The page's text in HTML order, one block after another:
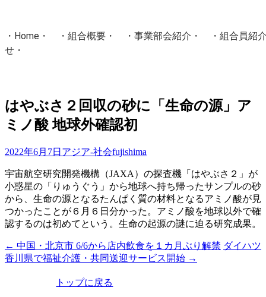
・ Home ・ ・ 組合概要 ・ ・ 事業部会紹介 ・ ・ 組合員紹
せ ・
国土交通省・経済産業省・農林水産省・厚生労働省 認可
はやぶさ２回収の砂に「生命の源」ア
ミノ酸 地球外確認初
2022年6月7日 アジア-社会fujishima
宇宙航空研究開発機構（JAXA）の探査機「はやぶさ２」が
小惑星の「りゅうぐう」から地球へ持ち帰ったサンプルの砂
から、生命の源となるたんぱく質の材料となるアミノ酸が見
つかったことが６月６日分かった。アミノ酸を地球以外で確
認するのは初めてという。生命の起源の謎に迫る研究成果。
投
稿
← 中国・北京市 6/6から店内飲食を１カ月ぶり解禁 ダイハツ
香川県で福祉介護・共同送迎サービス開始 →
トップに戻る